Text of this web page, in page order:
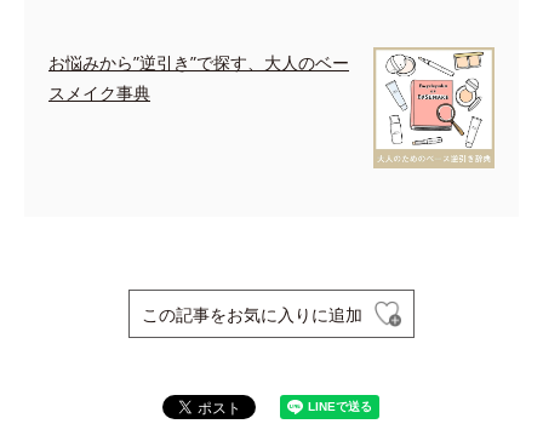
お悩みから”逆引き”で探す、大人のベー
スメイク事典
この記事をお気に入りに追加